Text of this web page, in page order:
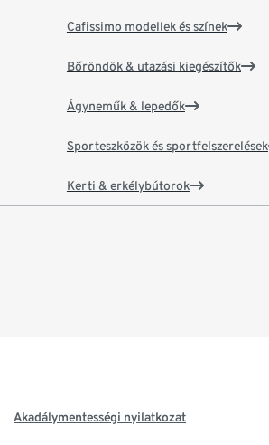
Cafissimo modellek és színek
Bőröndök & utazási kiegészítők
Ágyneműk & lepedők
Sporteszközök és sportfelszerelések
Kerti & erkélybútorok
Akadálymentességi nyilatkozat